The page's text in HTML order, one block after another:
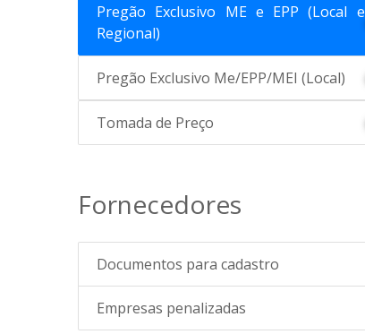
Pregão Exclusivo ME e EPP (Local e
Regional)
Pregão Exclusivo Me/EPP/MEI (Local)
Tomada de Preço
Fornecedores
Documentos para cadastro
Empresas penalizadas